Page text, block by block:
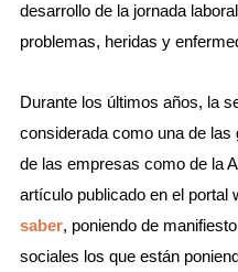
desarrollo de la jornada
problemas, heridas y
Durante los últimos años, la
considerada como una de
de las empresas como de la
artículo publicado en el portal
saber, poniendo de
sociales los que están